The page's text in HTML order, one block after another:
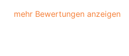
mehr Bewertungen anzeigen